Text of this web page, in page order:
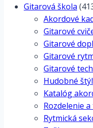
Gitarová škola
Akordové
Gitarové
Gitarové
Gitarové
Gitarové
Hudobné
Katalóg
Rozdelenie
Rytmická